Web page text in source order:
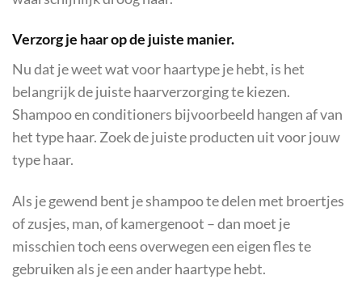
Verzorg je haar op de juiste manier.
Nu dat je weet wat voor haartype je hebt, is het
belangrijk de juiste haarverzorging te kiezen.
Shampoo en conditioners bijvoorbeeld hangen af van
het type haar. Zoek de juiste producten uit voor jouw
type haar.
Als je gewend bent je shampoo te delen met broertjes
of zusjes, man, of kamergenoot – dan moet je
misschien toch eens overwegen een eigen fles te
gebruiken als je een ander haartype hebt.